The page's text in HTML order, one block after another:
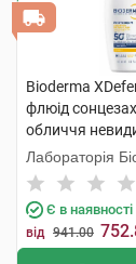
Bioderma
флюід
обличчя
40 мл 1 флакон
Лабораторія
Є в наявності
від 941.00